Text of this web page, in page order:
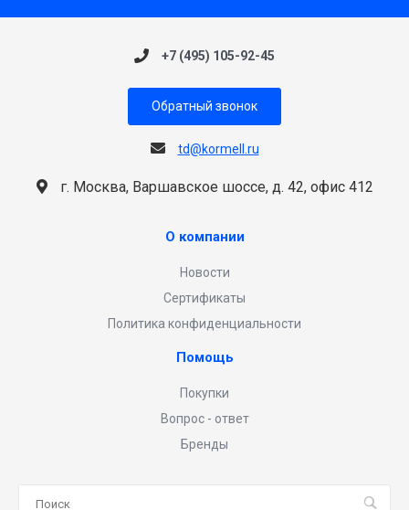
+7 (495) 105-92-45
Обратный звонок
td@kormell.ru
г. Москва, Варшавское шоссе, д. 42, офис 412
О компании
Новости
Сертификаты
Политика конфиденциальности
Помощь
Покупки
Вопрос - ответ
Бренды